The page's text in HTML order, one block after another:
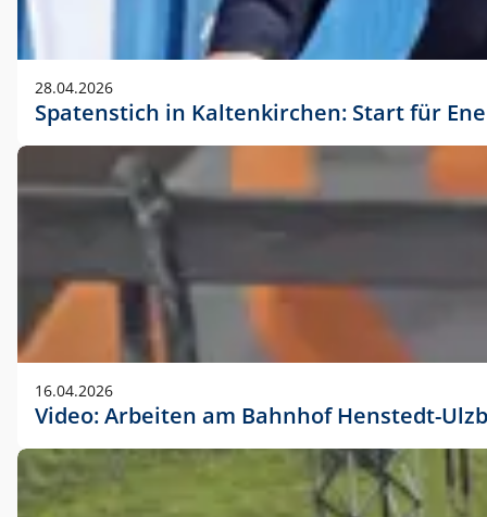
28.04.2026
Spatenstich in Kaltenkirchen: Start für
16.04.2026
Video: Arbeiten am Bahnhof Henstedt-